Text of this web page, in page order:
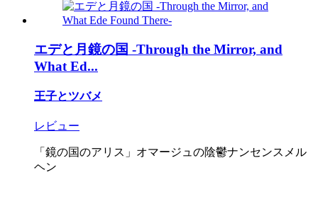
エデと月鏡の国 -Through the Mirror, and
What Ed...
王子とツバメ
レビュー
「鏡の国のアリス」オマージュの陰鬱ナンセンスメル
ヘン